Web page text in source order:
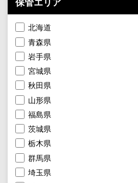
保管エリア
北海道
青森県
岩手県
宮城県
秋田県
山形県
福島県
茨城県
栃木県
群馬県
埼玉県